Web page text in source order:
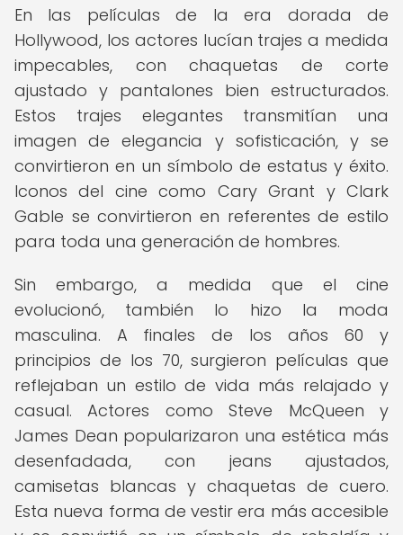
En las películas de la era dorada de
Hollywood, los actores lucían trajes a medida
impecables, con chaquetas de corte
ajustado y pantalones bien estructurados.
Estos trajes elegantes transmitían una
imagen de elegancia y sofisticación, y se
convirtieron en un símbolo de estatus y éxito.
Iconos del cine como Cary Grant y Clark
Gable se convirtieron en referentes de estilo
para toda una generación de hombres.
Sin embargo, a medida que el cine
evolucionó, también lo hizo la moda
masculina. A finales de los años 60 y
principios de los 70, surgieron películas que
reflejaban un estilo de vida más relajado y
casual. Actores como Steve McQueen y
James Dean popularizaron una estética más
desenfadada, con jeans ajustados,
camisetas blancas y chaquetas de cuero.
Esta nueva forma de vestir era más accesible